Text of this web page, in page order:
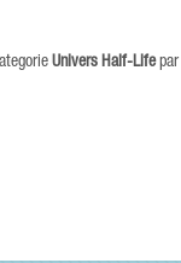
Univers Half-Lifepar